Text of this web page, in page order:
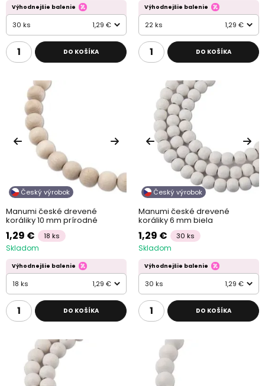
Výhodnejšie balenie
30 ks 1,29 €
DO KOŠÍKA
Výhodnejšie balenie
22 ks 1,29 €
DO KOŠÍKA
Český výrobok
Manumi české drevené
koráliky 10 mm prírodné
1,29 € 18 ks
Skladom
Výhodnejšie balenie
18 ks 1,29 €
DO KOŠÍKA
Český výrobok
Manumi české drevené
koráliky 6 mm biela
1,29 € 30 ks
Skladom
Výhodnejšie balenie
30 ks 1,29 €
DO KOŠÍKA